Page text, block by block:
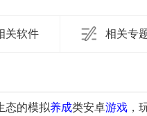
关软件 相关专
态的模拟养成类安卓游戏 ，